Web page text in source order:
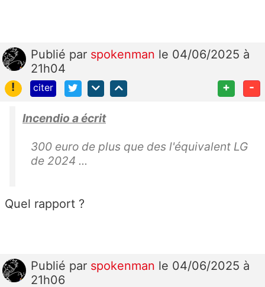
Publié par spokenman le 04/06/2025 à
21h04
!
citer + -
Incendio a écrit
300 euro de plus que des l'équivalent LG
de 2024 ...
Quel rapport ?
Publié par spokenman le 04/06/2025 à
21h06